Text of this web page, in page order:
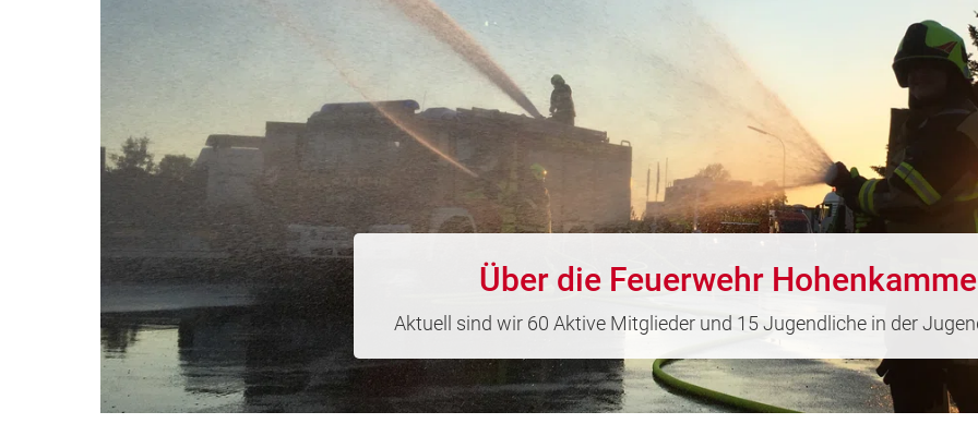
Über die Feuerwehr
Aktuell sind wir 60 Aktive Mitglieder und 15 Jugendliche in der